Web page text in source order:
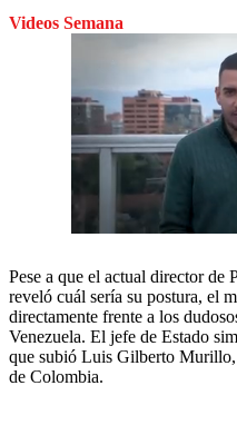
Videos Semana
Pese a que el actual director
reveló cuál sería su postura, el
directamente frente a los
Venezuela. El jefe de Estado
que subió Luis Gilberto
de Colombia.